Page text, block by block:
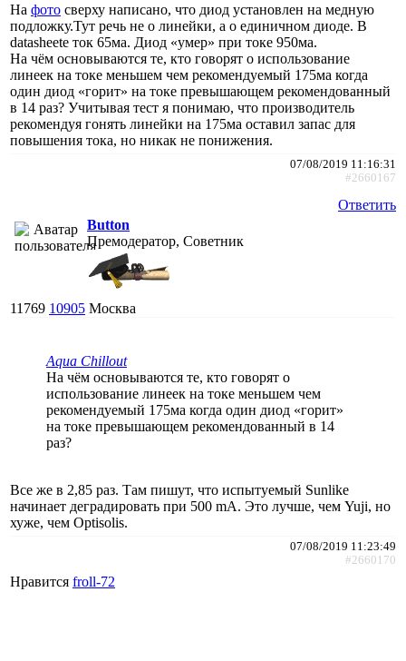
На фото сверху написано, что диод установлен на медную
подложку.Тут речь не о линейки, а о единичном диоде. В
datasheete ток 65ма. Диод «умер» при токе 950ма.
На чём основываются те, кто говорят о использование
линеек на токе меньшем чем рекомендуемый 175ма когда
один диод «горит» на токе превышающем рекомендованный
в 14 раз? Учитывая тест я понимаю, что производитель
рекомендуя гонять линейки на 175ма оставил запас для
повышения тока, но никак не понижения.
07/08/2019 11:16:31
#2660167
Ответить
Button
Премодератор, Советник
11769 10905 Москва
Aqua Chillout
На чём основываются те, кто говорят о
использование линеек на токе меньшем чем
рекомендуемый 175ма когда один диод «горит»
на токе превышающем рекомендованный в 14
раз?
Все же в 2,85 раз. Там пишут, что испытуемый Sunlike
начинает деградировать при 500 mA. Это лучше, чем Yuji, но
хуже, чем Optisolis.
07/08/2019 11:23:49
#2660170
Нравится froll-72